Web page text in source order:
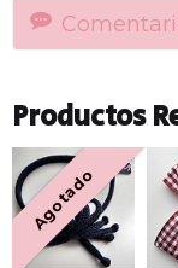
Productos
Agotado